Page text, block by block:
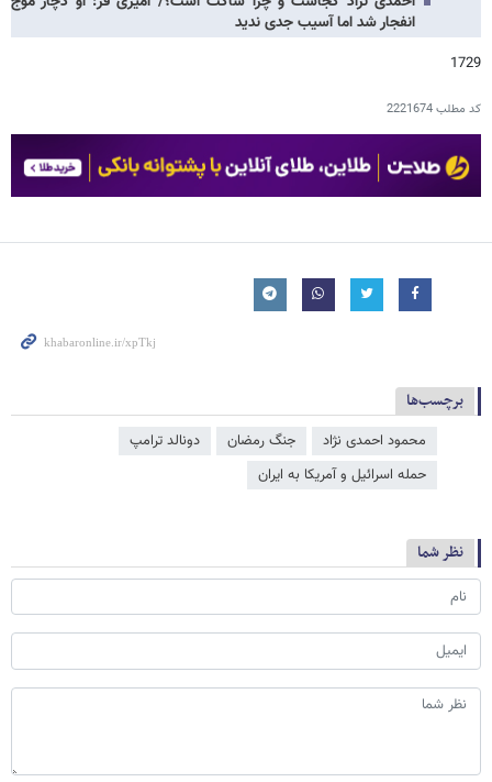
انفجار شد اما آسیب جدی ندید
1729
کد مطلب2221674
برچسب‌ها
محمود احمدی ‌نژاد جنگ رمضان
دونالد ترامپ
حمله اسرائیل و آمریکا به ایران
نظر شما